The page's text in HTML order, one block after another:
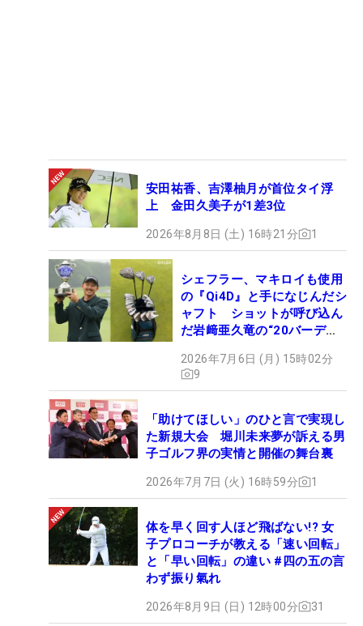
安田祐香、吉澤柚月が首位タイ浮
上 金田久美子が1差3位
2026年8月8日 (土) 16時21分 1
シェフラー、マキロイも使用
の『Qi4D』と手になじんだシ
ャフト ショットが呼び込ん
だ岩﨑亜久竜の“20バーデ
2026年7月6日 (月) 15時02分
9
「助けてほしい」のひと言で実現し
た新規大会 堀川未来夢が訴える男
子ゴルフ界の実情と開催の舞台裏
2026年7月7日 (火) 16時59分 1
体を早く回す人ほど飛ばない!? 女
子プロコーチが教える「速い回転」
と「早い回転」の違い #四の五の言
わず振り氣れ
2026年8月9日 (日) 12時00分 31